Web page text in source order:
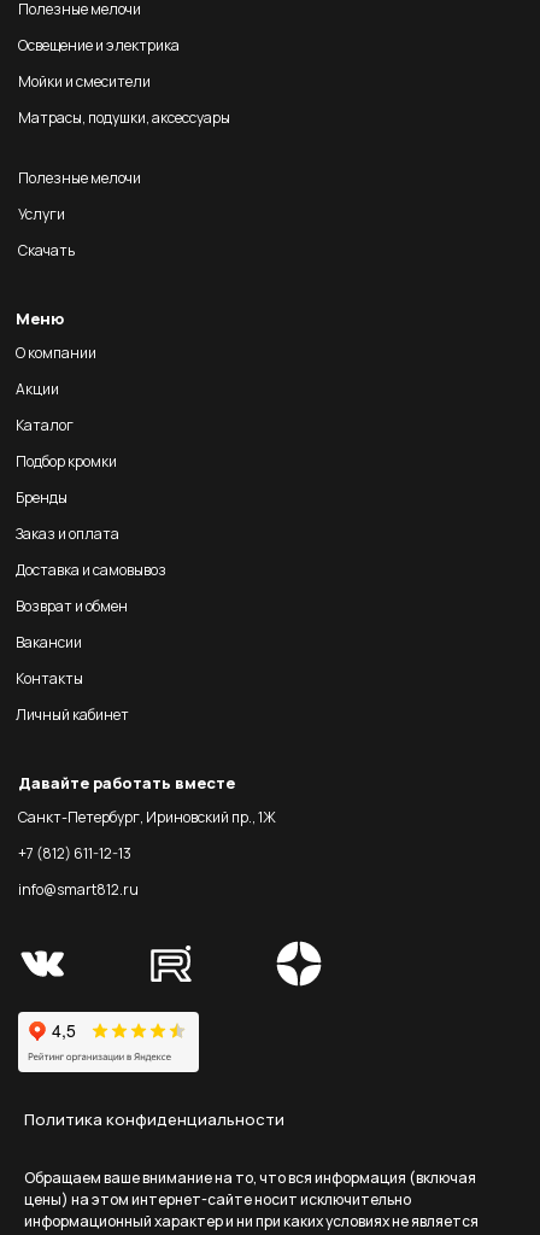
Полезные мелочи
Освещение и электрика
Мойки и смесители
Матрасы, подушки, аксессуары
Полезные мелочи
Услуги
Скачать
Меню
О компании
Акции
Каталог
Подбор кромки
Бренды
Заказ и оплата
Доставка и самовывоз
Возврат и обмен
Вакансии
Контакты
Личный кабинет
Давайте работать вместе
Санкт-Петербург, Ириновский пр., 1Ж
+7 (812) 611-12-13
info@smart812.ru
Политика конфиденциальности
Обращаем ваше внимание на то, что вся информация (включая
цены) на этом интернет-сайте носит исключительно
информационный характер и ни при каких условиях не является